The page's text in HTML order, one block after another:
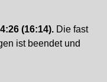
(16:14). Die fast
ist beendet und